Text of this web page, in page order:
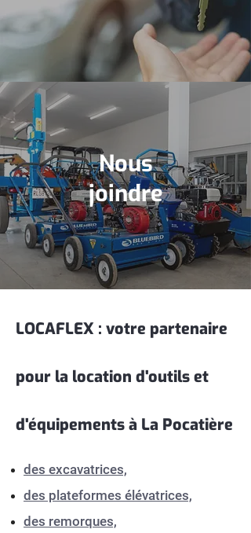
Nous
joindre
LOCAFLEX : votre partenaire
pour la location d'outils et
d'équipements à La Pocatière
des excavatrices,
des plateformes élévatrices,
des remorques,